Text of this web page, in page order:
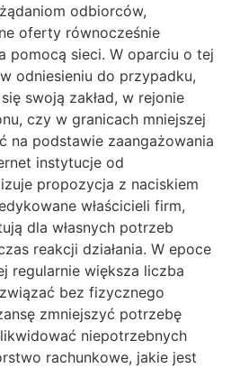
odbiorców,
oferty równocześnie
pomocą sieci. W oparciu o tej
odniesieniu do przypadku,
swoją zakład, w rejonie
czy w granicach mniejszej
na podstawie zaangażowania
instytucje od
propozycja z naciskiem
właścicieli firm,
dla własnych potrzeb
reakcji działania. W epoce
regularnie większa liczba
bez fizycznego
zmniejszyć potrzebę
niepotrzebnych
rachunkowe, jakie jest